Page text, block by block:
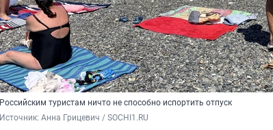
Российским туристам ничто не способно испортить отпуск
Источник: Анна Грицевич / SOCHI1.RU